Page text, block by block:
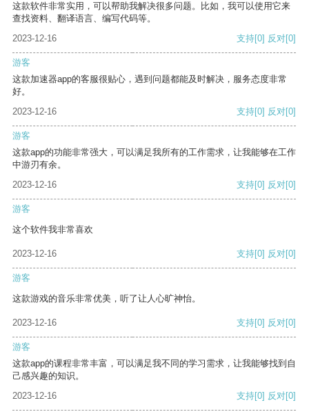
这款软件非常实用，可以帮助我解决很多问题。比如，我可以使用它来
查找资料、翻译语言、编写代码等。
2023-12-16
支持[0] 反对[0]
游客
这款加速器app的客服很贴心，遇到问题都能及时解决，服务态度非常
好。
2023-12-16
支持[0] 反对[0]
游客
这款app的功能非常强大，可以满足我所有的工作需求，让我能够在工作
中游刃有余。
2023-12-16
支持[0] 反对[0]
游客
这个软件我非常喜欢
2023-12-16 支持[0] 反对[0]
游客
这款游戏的音乐非常优美，听了让人心旷神怡。
2023-12-16 支持[0] 反对[0]
游客
这款app的课程非常丰富，可以满足我不同的学习需求，让我能够找到自
己感兴趣的知识。
2023-12-16
支持[0] 反对[0]